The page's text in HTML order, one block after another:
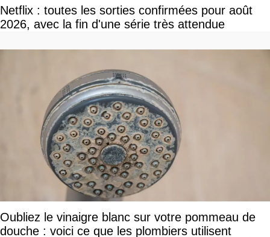
Netflix : toutes les sorties confirmées pour août
2026, avec la fin d'une série très attendue
Oubliez le vinaigre blanc sur votre pommeau de
douche : voici ce que les plombiers utilisent